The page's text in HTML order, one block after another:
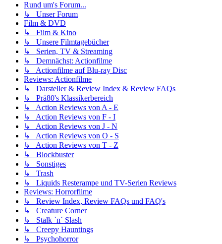
Rund um's Forum...
↳ Unser Forum
Film & DVD
↳ Film & Kino
↳ Unsere Filmtagebücher
↳ Serien, TV & Streaming
↳ Demnächst: Actionfilme
↳ Actionfilme auf Blu-ray Disc
Reviews: Actionfilme
↳ Darsteller & Review Index & Review FAQs
↳ Prä80's Klassikerbereich
↳ Action Reviews von A - E
↳ Action Reviews von F - I
↳ Action Reviews von J - N
↳ Action Reviews von O - S
↳ Action Reviews von T - Z
↳ Blockbuster
↳ Sonstiges
↳ Trash
↳ Liquids Resterampe und TV-Serien Reviews
Reviews: Horrorfilme
↳ Review Index, Review FAQs und FAQ's
↳ Creature Corner
↳ Stalk `n´ Slash
↳ Creepy Hauntings
↳ Psychohorror